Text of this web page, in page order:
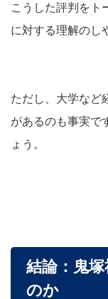
こうした評判をト
に対する理解のし
ただし、大学など
があるのも事実で
ょう。
結論：鬼
のか